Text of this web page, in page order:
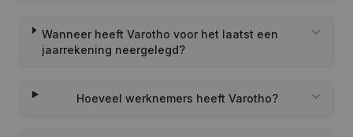
Wanneer heeft Varotho voor het laatst een
jaarrekening neergelegd?
Hoeveel werknemers heeft Varotho?